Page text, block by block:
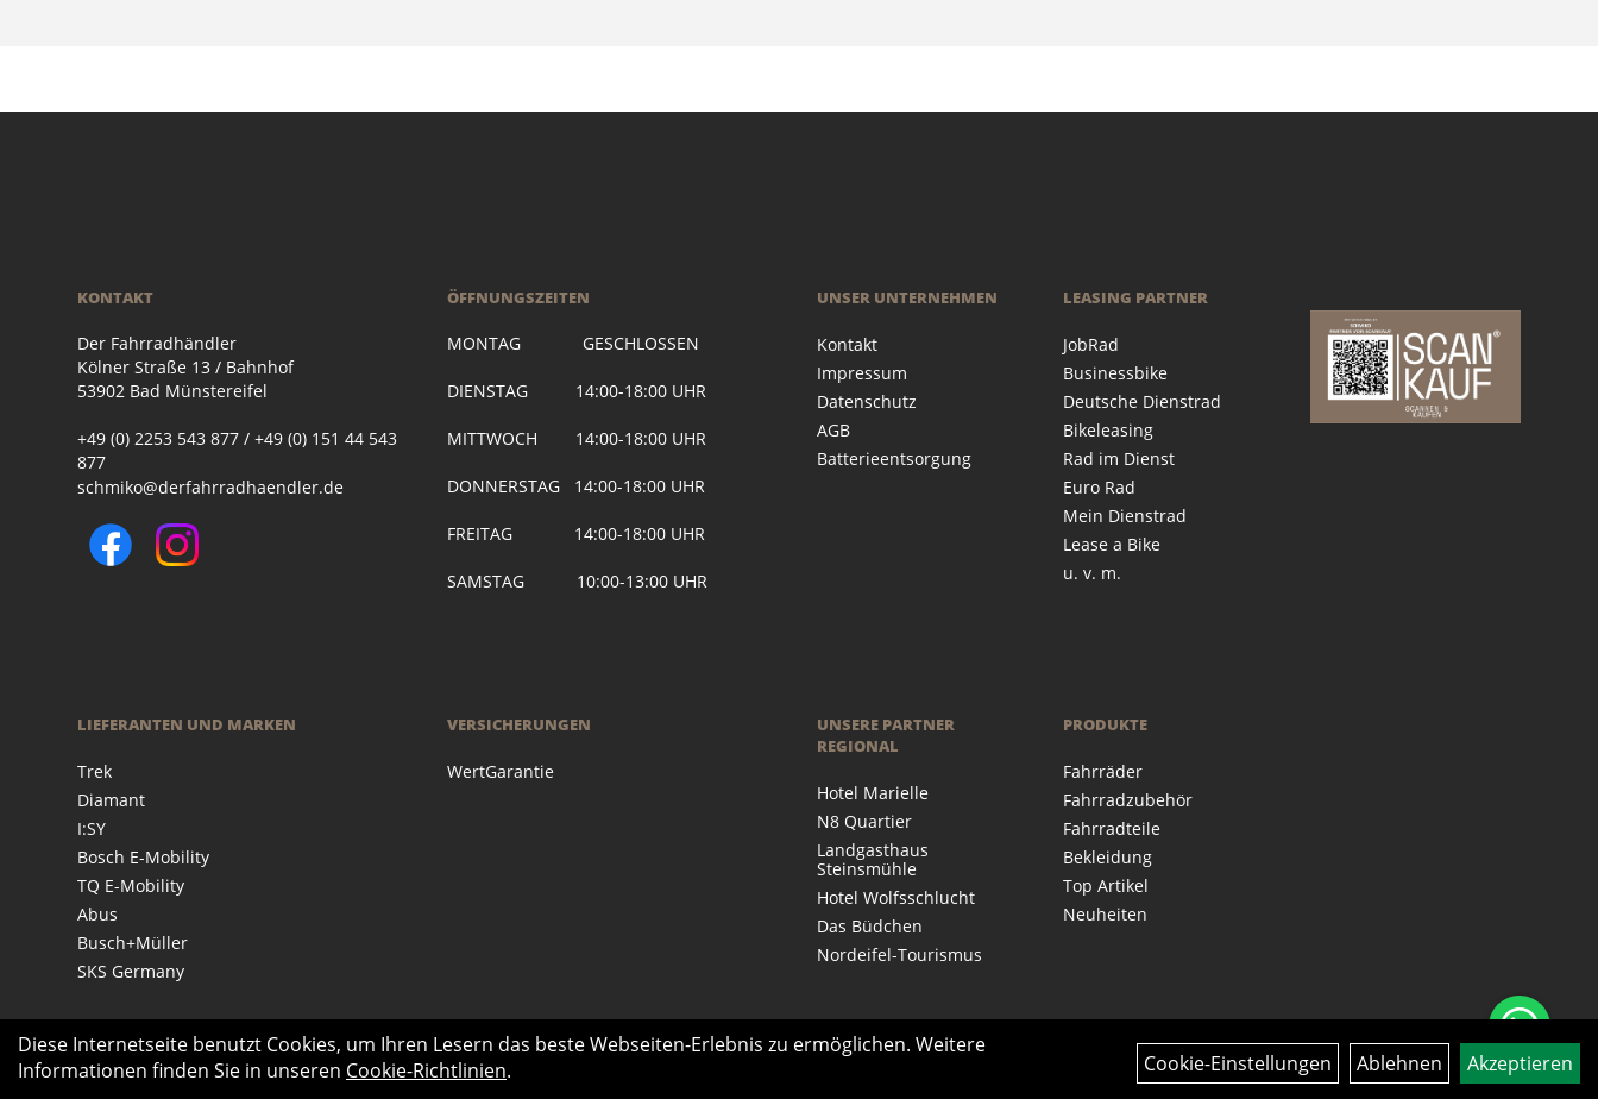
KONTAKT
Der Fahrradhändler
Kölner Straße 13 / Bahnhof
53902 Bad Münstereifel
+49 (0) 2253 543 877 / +49 (0) 151 44 543
877
schmiko@derfahrradhaendler.de
ÖFFNUNGSZEITEN
MONTAG GESCHLOSSEN
DIENSTAG 14:00-18:00 UHR
MITTWOCH 14:00-18:00 UHR
DONNERSTAG 14:00-18:00 UHR
FREITAG 14:00-18:00 UHR
SAMSTAG 10:00-13:00 UHR
UNSER UNTERNEHMEN
Kontakt
Impressum
Datenschutz
AGB
Batterieentsorgung
LEASING PARTNER
JobRad
Businessbike
Deutsche Dienstrad
Bikeleasing
Rad im Dienst
Euro Rad
Mein Dienstrad
Lease a Bike
u. v. m.
LIEFERANTEN UND MARKEN
Trek
Diamant
I:SY
Bosch E-Mobility
TQ E-Mobility
Abus
Busch+Müller
SKS Germany
VERSICHERUNGEN
WertGarantie
UNSERE PARTNER
REGIONAL
Hotel Marielle
N8 Quartier
Landgasthaus
Steinsmühle
Hotel Wolfsschlucht
Das Büdchen
Nordeifel-Tourismus
PRODUKTE
Fahrräder
Fahrradzubehör
Fahrradteile
Bekleidung
Top Artikel
Neuheiten
Diese Internetseite benutzt Cookies, um Ihren Lesern das beste Webseiten-Erlebnis zu ermöglichen. Weitere
Informationen finden Sie in unseren Cookie-Richtlinien. Cookie-Einstellungen Ablehnen Akzeptieren